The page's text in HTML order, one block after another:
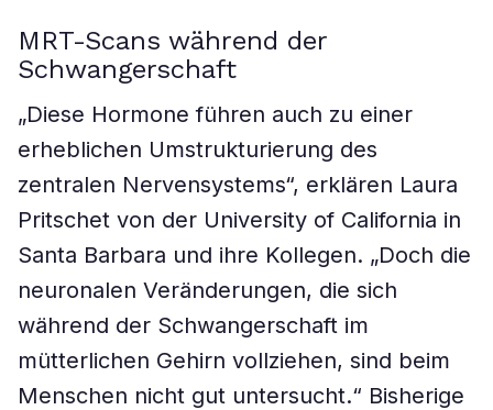
MRT-Scans während der
Schwangerschaft
„Diese Hormone führen auch zu einer
erheblichen Umstrukturierung des
zentralen Nervensystems“, erklären Laura
Pritschet von der University of California in
Santa Barbara und ihre Kollegen. „Doch die
neuronalen Veränderungen, die sich
während der Schwangerschaft im
mütterlichen Gehirn vollziehen, sind beim
Menschen nicht gut untersucht.“ Bisherige